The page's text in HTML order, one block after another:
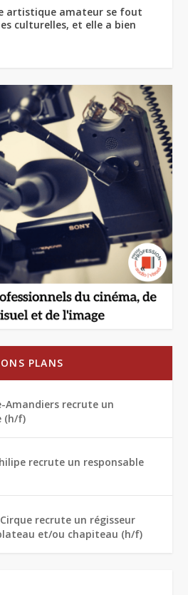
artistique amateur se fout
culturelles, et elle a bien
PLANS
Amandiers recrute un
(h/f)
recrute un responsable
recrute un régisseur
et/ou chapiteau (h/f)